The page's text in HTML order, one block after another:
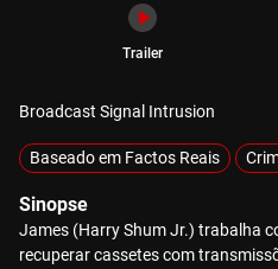
Trailer
Broadcast Signal Intrusion
Baseado em Factos Reais
Sinopse
James (Harry Shum Jr.) trabalha
recuperar cassetes com